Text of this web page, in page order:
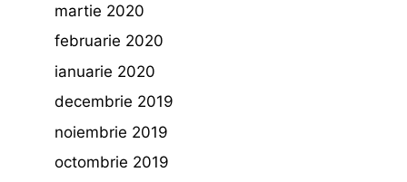
martie 2020
februarie 2020
ianuarie 2020
decembrie 2019
noiembrie 2019
octombrie 2019